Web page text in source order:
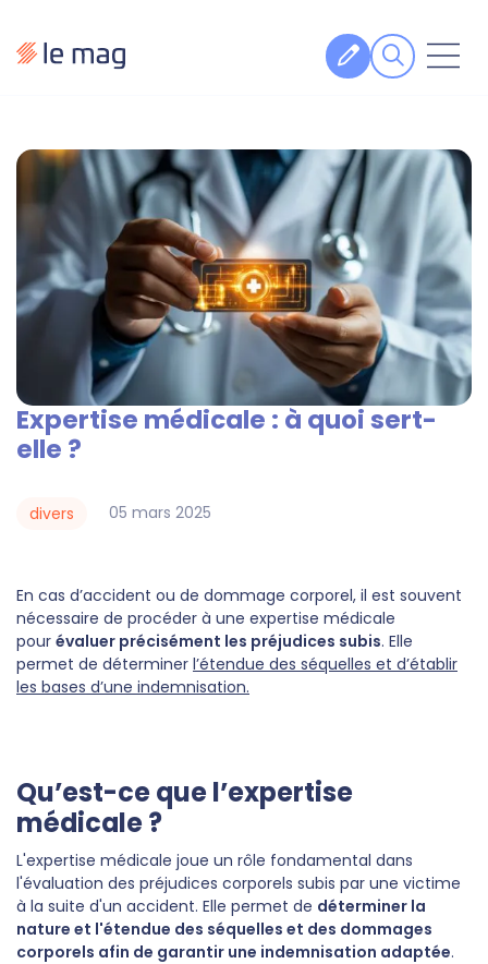
Fiches pratiques
Veille
Podcasts
Legal design
À propos
Suivez-nous
Expertise médicale : à quoi sert-
elle ?
05 mars 2025
divers
En cas d’accident ou de dommage corporel, il est souvent
nécessaire de procéder à une expertise médicale
pour évaluer précisément les préjudices subis. Elle
permet de déterminer l’étendue des séquelles et d’établir
les bases d’une indemnisation.
Qu’est-ce que l’expertise
médicale ?
L'expertise médicale joue un rôle fondamental dans
l'évaluation des préjudices corporels subis par une victime
à la suite d'un accident. Elle permet de déterminer la
nature et l'étendue des séquelles et des dommages
corporels afin de garantir une indemnisation adaptée.